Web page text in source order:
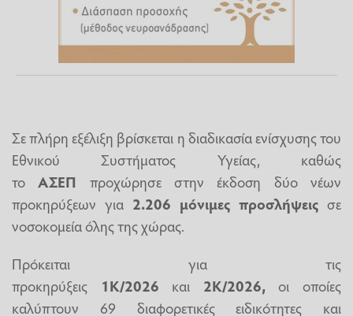
Σε πλήρη εξέλιξη βρίσκεται η διαδικασία ενίσχυσης του
Εθνικού Συστήματος Υγείας, καθώς
τοΑΣΕΠ προχώρησε στην έκδοση δύο νέων
προκηρύξεων για 2.206 μόνιμες προσλήψεις σε
νοσοκομεία όλης της χώρας.
Πρόκειται για τις
προκηρύξεις 1Κ/2026 και 2Κ/2026, οι οποίες
καλύπτουν 69 διαφορετικές ειδικότητες και